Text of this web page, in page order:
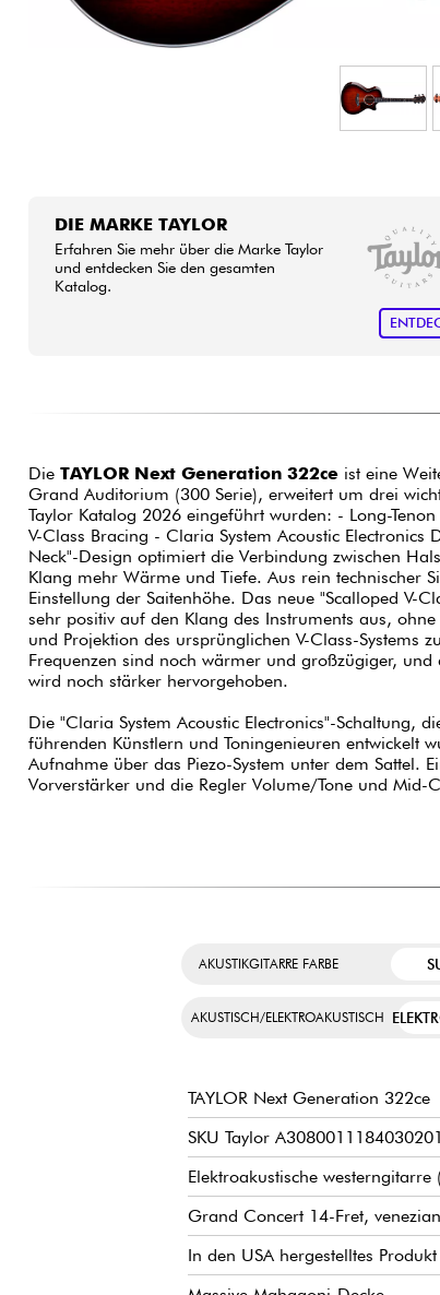
DIE MARKE TAYLOR
Erfahren Sie mehr über die Marke Taylor
und entdecken Sie den gesamten
Katalog.
Die TAYLOR Next Generation 322ceist eine
Grand Auditorium (300 Serie), erweitert um drei
Taylor Katalog 2026 eingeführt wurden: - Long-
V-Class Bracing - Claria System Acoustic Electronics
Neck"-Design optimiert die Verbindung zwischen
Klang mehr Wärme und Tiefe. Aus rein technischer
Einstellung der Saitenhöhe. Das neue "Scalloped V-
sehr positiv auf den Klang des Instruments aus,
und Projektion des ursprünglichen V-Class-Systems
Frequenzen sind noch wärmer und großzügiger, und
wird noch stärker hervorgehoben.
Die "Claria System Acoustic Electronics"-Schaltung,
führenden Künstlern und Toningenieuren entwickelt
Aufnahme über das Piezo-System unter dem Sattel.
Vorverstärker und die Regler Volume/Tone und
AKUSTIKGITARRE FARBE
AKUSTISCH/ELEKTROAKUSTISCH
TAYLOR Next Generation 322ce
SKU Taylor
Elektroakustische westerngitarre
Grand Concert 14-Fret,
In den USA hergestelltes Produkt